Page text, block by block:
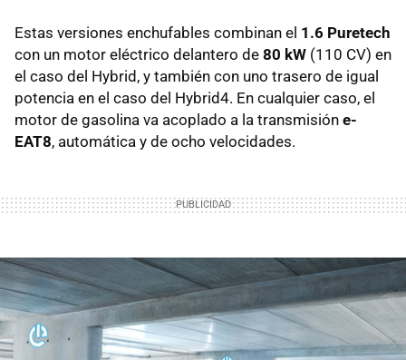
Estas versiones enchufables combinan el 1.6 Puretech
con un motor eléctrico delantero de 80 kW (110 CV) en
el caso del Hybrid, y también con uno trasero de igual
potencia en el caso del Hybrid4. En cualquier caso, el
motor de gasolina va acoplado a la transmisión e-
EAT8, automática y de ocho velocidades.